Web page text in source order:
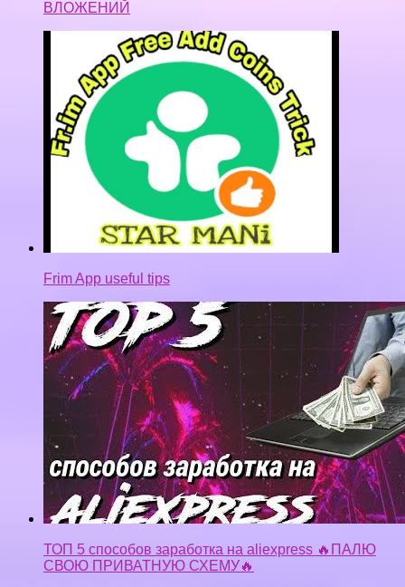
ВЛОЖЕНИЙ
Frim App useful tips
ТОП 5 способов заработка на aliexpress 🔥ПАЛЮ
СВОЮ ПРИВАТНУЮ СХЕМУ🔥